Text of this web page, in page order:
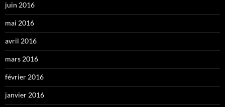
juin 2016
mai 2016
avril 2016
mars 2016
février 2016
janvier 2016